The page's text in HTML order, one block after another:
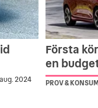
2024
Första
en
PROV &